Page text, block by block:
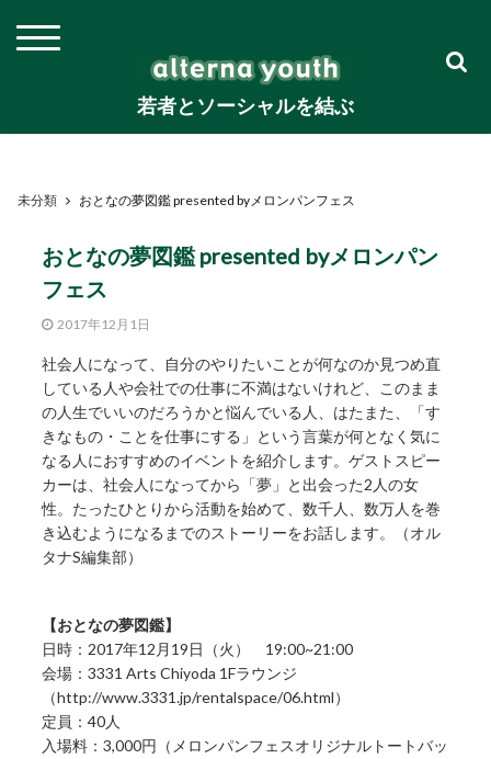
若者とソーシャルを結ぶ
未分類 おとなの夢図鑑 presented byメロンパンフェス
おとなの夢図鑑 presented byメロンパン
フェス
2017年12月1日
社会人になって、自分のやりたいことが何なのか見つめ直
している人や会社での仕事に不満はないけれど、このまま
の人生でいいのだろうかと悩んでいる人、はたまた、「す
きなもの・ことを仕事にする」という言葉が何となく気に
なる人におすすめのイベントを紹介します。ゲストスピー
カーは、社会人になってから「夢」と出会った2人の女
性。たったひとりから活動を始めて、数千人、数万人を巻
き込むようになるまでのストーリーをお話します。（オル
タナS編集部）
【おとなの夢図鑑】
日時：2017年12月19日（火） 19:00~21:00
会場：3331 Arts Chiyoda 1Fラウンジ
（http://www.3331.jp/rentalspace/06.html）
定員：40人
入場料：3,000円（メロンパンフェスオリジナルトートバッ